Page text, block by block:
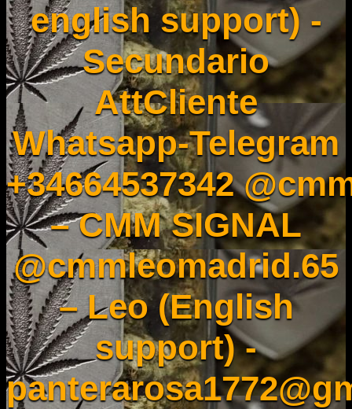
english support) -
Secundario
AttCliente
Whatsapp-Telegram
+34664537342
– CMM SIGNAL
@cmmleomadrid.65
– Leo (English
support) -